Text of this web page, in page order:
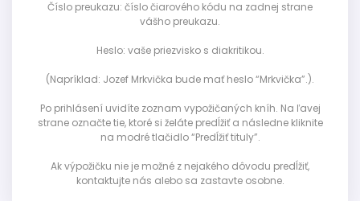
Číslo preukazu: číslo čiarového kódu na zadnej strane
vášho preukazu.
Heslo: vaše priezvisko s diakritikou.
(Napríklad: Jozef Mrkvička bude mať heslo “Mrkvička”.).
Po prihlásení uvidíte zoznam vypožičaných kníh. Na ľavej
strane označte tie, ktoré si želáte predĺžiť a následne kliknite
na modré tlačidlo “Predĺžiť tituly”.
Ak výpožičku nie je možné z nejakého dôvodu predĺžiť,
kontaktujte nás alebo sa zastavte osobne.